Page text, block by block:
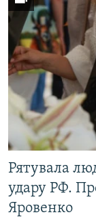
Рятувала
удару РФ.
Яровенко